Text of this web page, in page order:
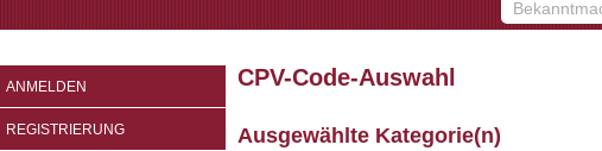
finden
ANMELDEN
REGISTRIERUNG
CPV-Code-Auswahl
Ausgewählte Kategorie(n)